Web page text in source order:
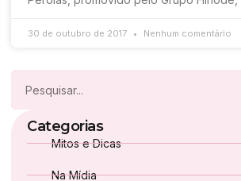
30 de outubro de 2017 Nenhum comentário
Categorias
Mitos e Dicas
Na Mídia